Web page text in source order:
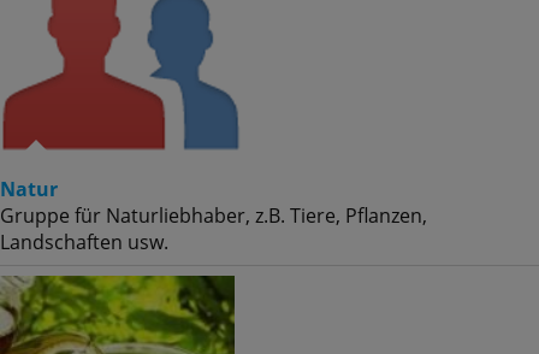
Natur
Gruppe für Naturliebhaber, z.B. Tiere, Pflanzen,
Landschaften usw.